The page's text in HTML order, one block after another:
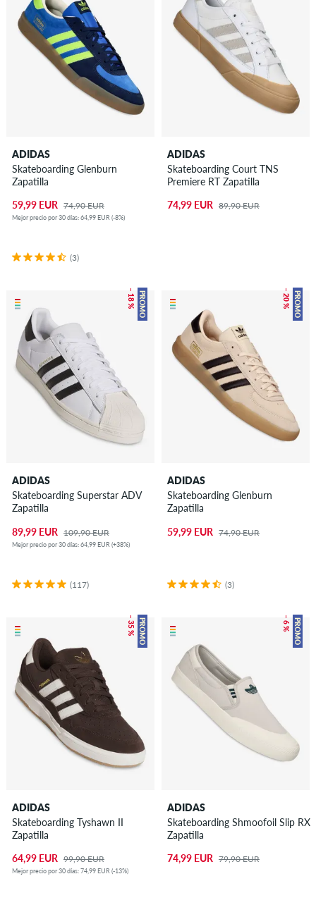
ADIDAS
Skateboarding Glenburn
Zapatilla
59,99 EUR 74,90 EUR
Mejor precio por 30 días: 64,99 EUR (-8%)
(3)
ADIDAS
Skateboarding Court TNS
Premiere RT Zapatilla
74,99 EUR 89,90 EUR
PROMO
– 18 %
ADIDAS
Skateboarding Superstar ADV
Zapatilla
89,99 EUR 109,90 EUR
Mejor precio por 30 días: 64,99 EUR (+38%)
(117)
PROMO
– 20 %
ADIDAS
Skateboarding Glenburn
Zapatilla
59,99 EUR 74,90 EUR
(3)
PROMO
– 35 %
ADIDAS
Skateboarding Tyshawn II
Zapatilla
64,99 EUR 99,90 EUR
Mejor precio por 30 días: 74,99 EUR (-13%)
PROMO
– 6 %
ADIDAS
Skateboarding Shmoofoil Slip RX
Zapatilla
74,99 EUR 79,90 EUR